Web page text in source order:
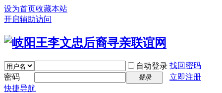
设为首页收藏本站
开启辅助访问
自动登录 找回密码
密码
登录
立即注册
快捷导航